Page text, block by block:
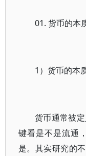
01. 货币的本
1）货币的本
货币通常被
键看是不是流通
是。其实研究的